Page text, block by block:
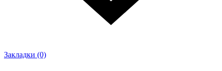
Закладки (0)